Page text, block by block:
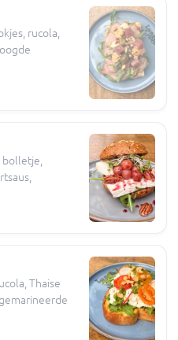
rucola,
bolletje,
Thaise